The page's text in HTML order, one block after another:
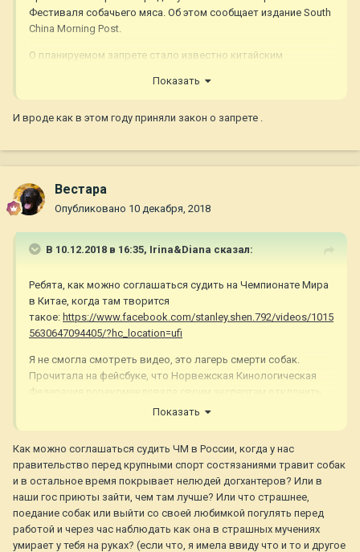
Фестиваля собачьего мяса. Об этом сообщает издание South
China Morning Post.
О планируемом запрете стало известно китайским
торговцы с крупнейшего рынка собачьего мяса в Юйлине.
Ожидается, что запрет вступит в силу 15 июня, за неделю до
«Надеюсь, это станет началом конца китайского обычая
есть собак», — заявила Андреа Гань (Andrea Gung),
собачатиной и защитниками животных едва не привели к
беспорядкам.
Фестиваль проводится в Юйлине с 2009 года. Во время него
убивают от 10 до 15 тысяч животных, многие из которых
украдены у законных хозяев.
По оценкам зоозащитников, каждый год в Китае съедают от
принятия закона о защите животных.
поправку в закон о защите животных, которая запрещает
поедание собак и кошек и продажу их .
Показать
И вроде как в этом году приняли закон о запрете .
Вестара
Опубликовано 10 декабря, 2018
В 10.12.2018 в 16:35, Irina&Diana сказал:
Ребята, как можно соглашаться судить на Чемпионате Мира
в Китае, когда там творится
такое: https://www.facebook.com/stanley.shen.792/videos/1015
5630647094405/?hc_location=ufi
Я не смогла смотреть видео, это лагерь смерти собак.
Прочитала на фейсбуке, что Норвежская Кинологическая
Федерация порекомендовала своим экспертам отклонить
приглашение от Китайской Федерации. Надеюсь, что и
Показать
Как можно соглашаться судить ЧМ в России, когда у нас
правительство перед крупными спорт состязаниями травит собак
и в остальное время покрывает нелюдей догхантеров? Или в
наши гос приюты зайти, чем там лучше? Или что страшнее,
поедание собак или выйти со своей любимкой погулять перед
работой и через час наблюдать как она в страшных мучениях
умирает у тебя на руках? (если что, я имела ввиду что и то и другое